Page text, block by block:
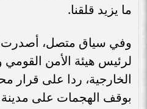
ما يزيد قلقنا.
وفي سياق متصل، أصدرت
لرئيس هيئة الأمن
الخارجية، ردا على قرار
بوقف الهجمات على